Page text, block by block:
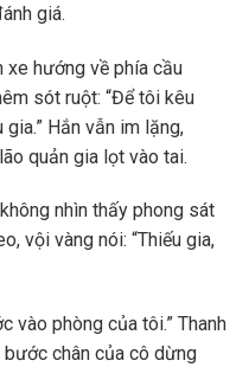
giá.
xe hướng về phía cầu
sót ruột: “Để tôi kêu
Hắn vẫn im lặng,
quản gia lọt vào tai.
nhìn thấy phong sát
vội vàng nói: “Thiếu gia,
vào phòng của tôi.” Thanh
chân của cô dừng